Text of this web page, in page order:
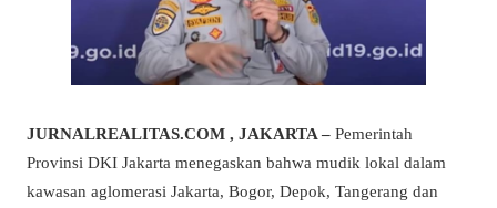
JURNALREALITAS.COM , JAKARTA – Pemerintah
Provinsi DKI Jakarta menegaskan bahwa mudik lokal dalam
kawasan aglomerasi Jakarta, Bogor, Depok, Tangerang dan